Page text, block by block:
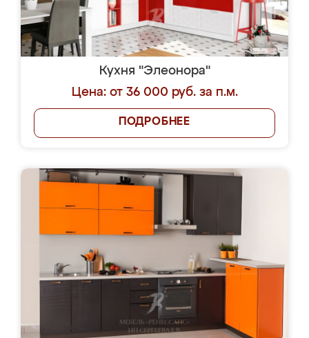
Кухня "Элеонора"
Цена: от 36 000 руб. за п.м.
ПОДРОБНЕЕ